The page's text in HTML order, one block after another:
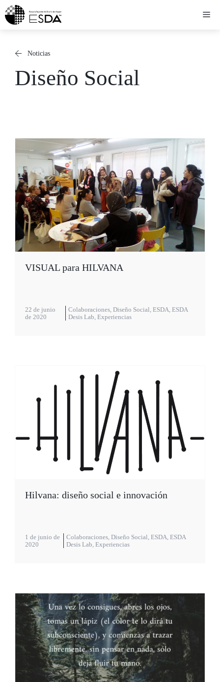
Saltar
Noticias
Diseño Social
VISUAL para HILVANA
22 de junio
de 2020
Colaboraciones, Diseño Social, ESDA, ESDA
Desis Lab, Experiencias
Hilvana: diseño social e innovación
1 de junio de
2020
Colaboraciones,Diseño Social,ESDA,ESDA
Desis Lab,Experiencias